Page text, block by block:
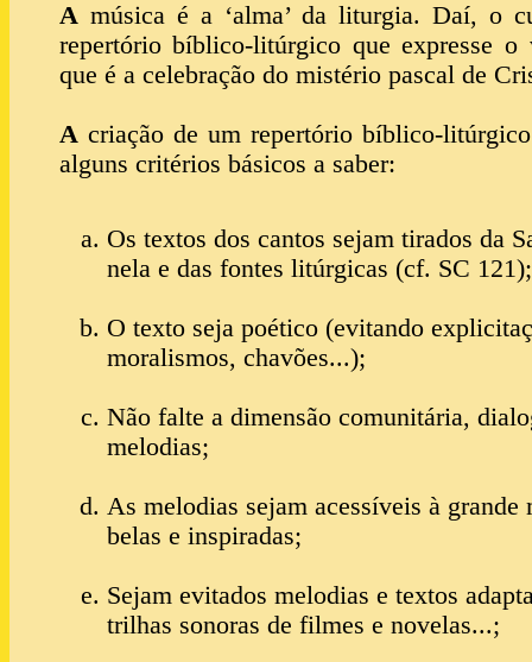
Amúsica é a ‘alma’ da liturgia. Daí, o
repertório bíblico-litúrgico que expresse
que é a celebração do mistério pascal de
Acriação de um repertório bíblico-
alguns critérios básicos a saber:
Os textos dos cantos sejam tirados da
nela e das fontes litúrgicas (cf. SC 121);
O texto seja poético (evitando
moralismos, chavões...);
Não falte a dimensão comunitária,
melodias;
As melodias sejam acessíveis à
belas e inspiradas;
Sejam evitados melodias e textos
trilhas sonoras de filmes e novelas...;